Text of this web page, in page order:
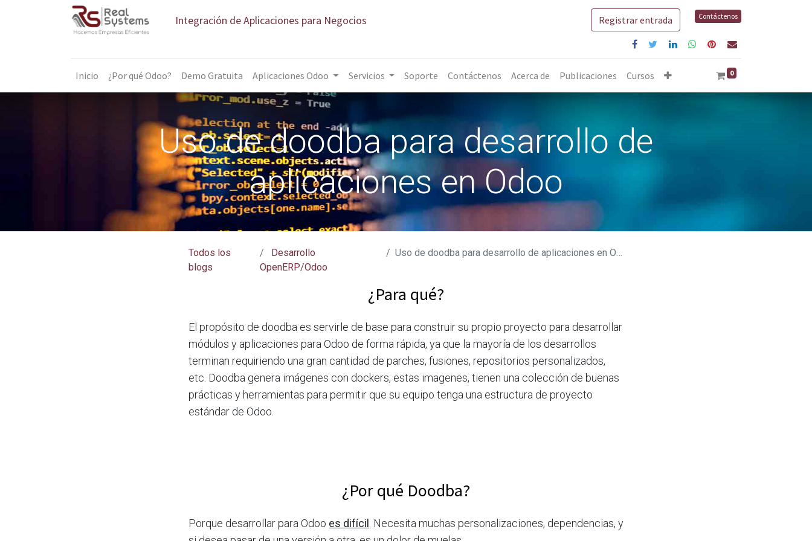
Integración de Aplicaciones para Negocios Registrar entrada Contáctenos
Inicio ¿Por qué Odoo? Demo Gratuita Aplicaciones Odoo Servicios Soporte Contáctenos Acerca de Publicaciones Cursos 0
Uso de doodba para desarrollo de
aplicaciones en Odoo
Todos los
blogs
Desarrollo
OpenERP/Odoo
Uso de doodba para desarrollo de aplicaciones en Odoo
¿Para qué?
El propósito de doodba es servirle de base para construir su propio proyecto para desarrollar
módulos y aplicaciones para Odoo de forma rápida, ya que la mayoría de los desarrollos
terminan requiriendo una gran cantidad de parches, fusiones, repositorios personalizados,
etc. Doodba genera imágenes con dockers, estas imagenes, tienen una colección de buenas
prácticas y herramientas para permitir que su equipo tenga una estructura de proyecto
estándar de Odoo.
¿Por qué Doodba?
Porque desarrollar para Odoo es difícil
. Necesita muchas personalizaciones, dependencias, y